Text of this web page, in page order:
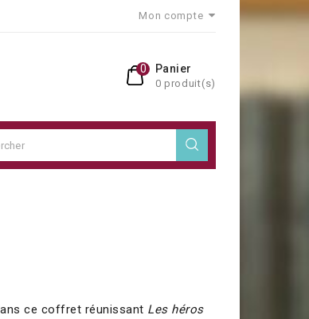
Mon compte
Panier
0 produit(s)
0
ce coffret réunissant Les héros